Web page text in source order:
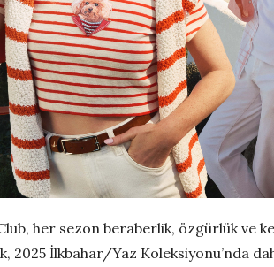
her sezon beraberlik, özgürlük ve
2025 İlkbahar/Yaz Koleksiyonu’nda